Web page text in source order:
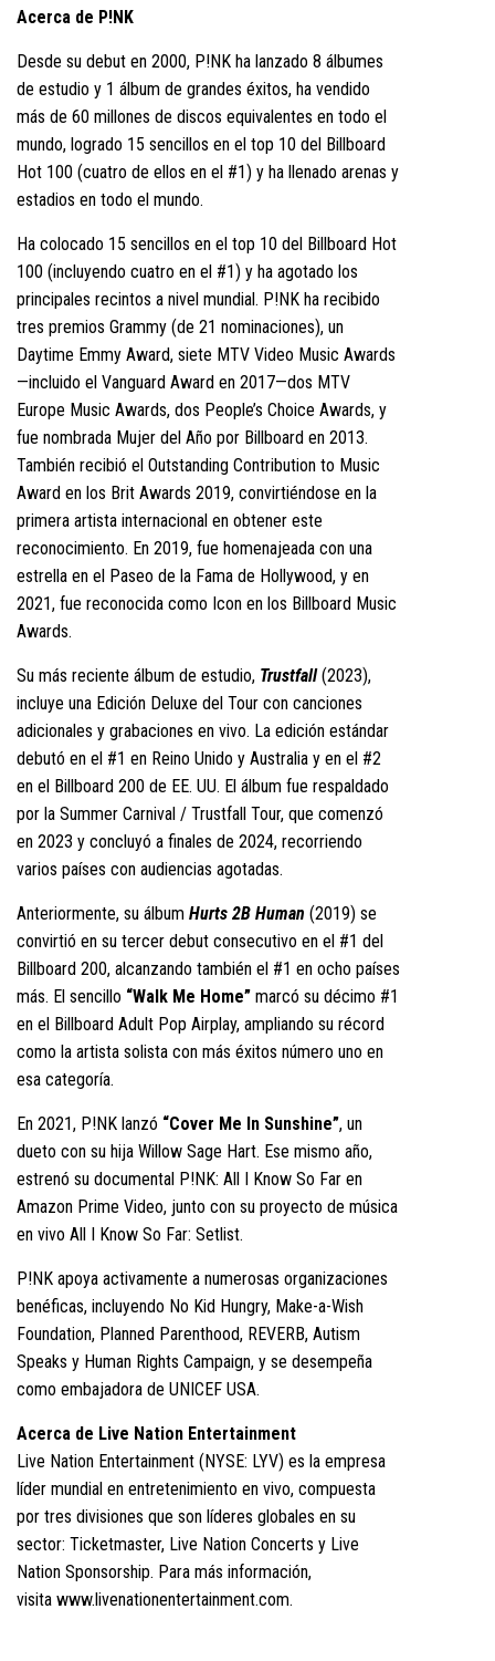
Acerca de P!NK
Desde su debut en 2000, P!NK ha lanzado 8 álbumes
de estudio y 1 álbum de grandes éxitos, ha vendido
más de 60 millones de discos equivalentes en todo el
mundo, logrado 15 sencillos en el top 10 del Billboard
Hot 100 (cuatro de ellos en el #1) y ha llenado arenas y
estadios en todo el mundo.
Ha colocado 15 sencillos en el top 10 del Billboard Hot
100 (incluyendo cuatro en el #1) y ha agotado los
principales recintos a nivel mundial. P!NK ha recibido
tres premios Grammy (de 21 nominaciones), un
Daytime Emmy Award, siete MTV Video Music Awards
—incluido el Vanguard Award en 2017—dos MTV
Europe Music Awards, dos People’s Choice Awards, y
fue nombrada Mujer del Año por Billboard en 2013.
También recibió el Outstanding Contribution to Music
Award en los Brit Awards 2019, convirtiéndose en la
primera artista internacional en obtener este
reconocimiento. En 2019, fue homenajeada con una
estrella en el Paseo de la Fama de Hollywood, y en
2021, fue reconocida como Icon en los Billboard Music
Awards.
Su más reciente álbum de estudio, Trustfall(2023),
incluye una Edición Deluxe del Tour con canciones
adicionales y grabaciones en vivo. La edición estándar
debutó en el #1 en Reino Unido y Australia y en el #2
en el Billboard 200 de EE. UU. El álbum fue respaldado
por la Summer Carnival / Trustfall Tour, que comenzó
en 2023 y concluyó a finales de 2024, recorriendo
varios países con audiencias agotadas.
Anteriormente, su álbum Hurts 2B Human (2019) se
convirtió en su tercer debut consecutivo en el #1 del
Billboard 200, alcanzando también el #1 en ocho países
más. El sencillo “Walk Me Home” marcó su décimo #1
en el Billboard Adult Pop Airplay, ampliando su récord
como la artista solista con más éxitos número uno en
esa categoría.
En 2021, P!NK lanzó “Cover Me In Sunshine”, un
dueto con su hija Willow Sage Hart. Ese mismo año,
estrenó su documental P!NK: All I Know So Far en
Amazon Prime Video, junto con su proyecto de música
en vivo All I Know So Far: Setlist.
P!NK apoya activamente a numerosas organizaciones
benéficas, incluyendo No Kid Hungry, Make-a-Wish
Foundation, Planned Parenthood, REVERB, Autism
Speaks y Human Rights Campaign, y se desempeña
como embajadora de UNICEF USA.
Acerca de Live Nation Entertainment
Live Nation Entertainment (NYSE: LYV) es la empresa
líder mundial en entretenimiento en vivo, compuesta
por tres divisiones que son líderes globales en su
sector: Ticketmaster, Live Nation Concerts y Live
Nation Sponsorship. Para más información,
visita www.livenationentertainment.com.